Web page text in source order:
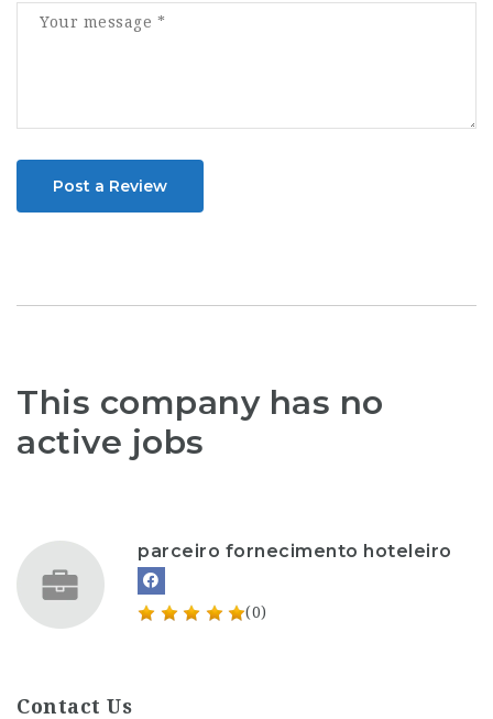
Post a Review
This company has no
active jobs
parceiro fornecimento hoteleiro
(0)
Contact Us